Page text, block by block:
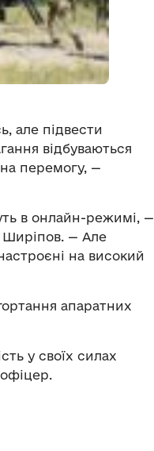
але підвести
відбуваються
перемогу, —
в онлайн-режимі, —
Ширіпов. — Але
на високий
апаратних
у своїх силах